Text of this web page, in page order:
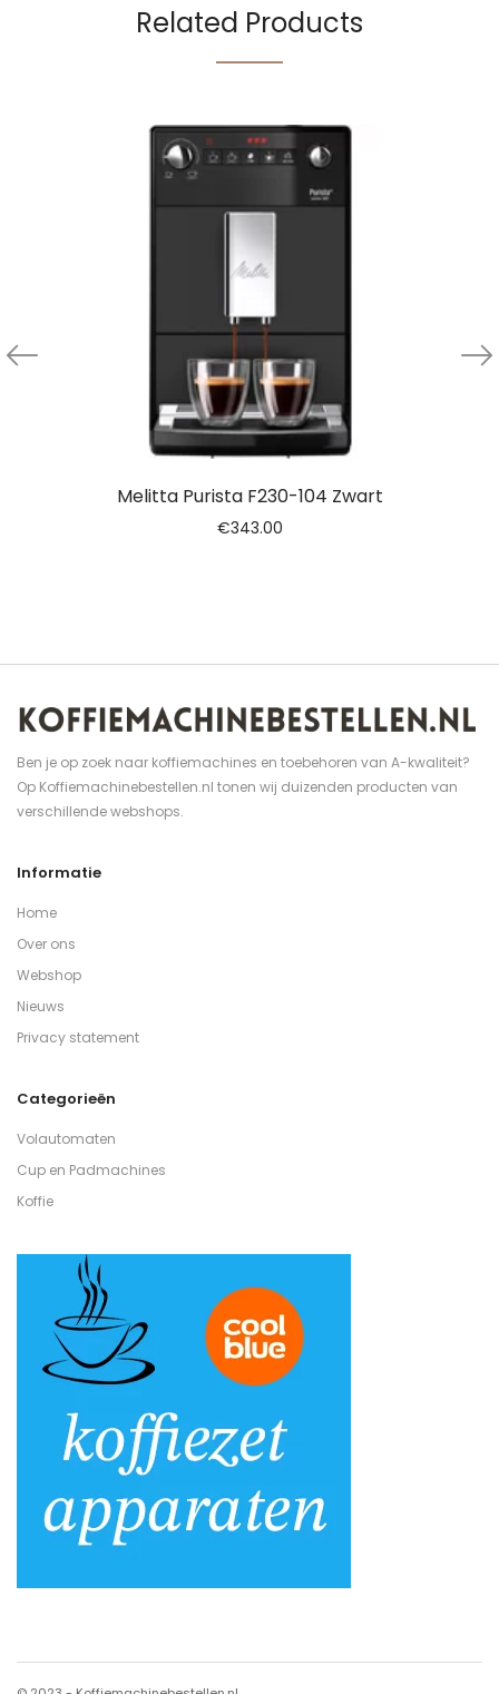
Related Products
Melitta Purista F230-104 Zwart
€343.00
Ben je op zoek naar koffiemachines en toebehoren van A-kwaliteit?
Op Koffiemachinebestellen.nl tonen wij duizenden producten van
verschillende webshops.
Informatie
Home
Over ons
Webshop
Nieuws
Privacy statement
Categorieën
Volautomaten
Cup en Padmachines
Koffie